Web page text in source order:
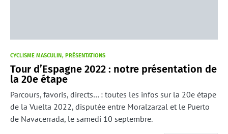
CYCLISME MASCULIN PRÉSENTATIONS
Tour d’Espagne 2022 : notre présentation de
la 20e étape
Parcours, favoris, directs… : toutes les infos sur la 20e étape
de la Vuelta 2022, disputée entre Moralzarzal et le Puerto
de Navacerrada, le samedi 10 septembre.